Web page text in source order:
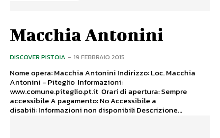
Macchia Antonini
DISCOVER PISTOIA - 19 FEBBRAIO 2015
Nome opera: Macchia Antonini Indirizzo: Loc. Macchia
Antonini - Piteglio Informazioni:
www.comune.piteglio.pt.it Orari di apertura: Sempre
accessibile A pagamento: No Accessibile a
disabili: Informazioni non disponibili Descrizione...